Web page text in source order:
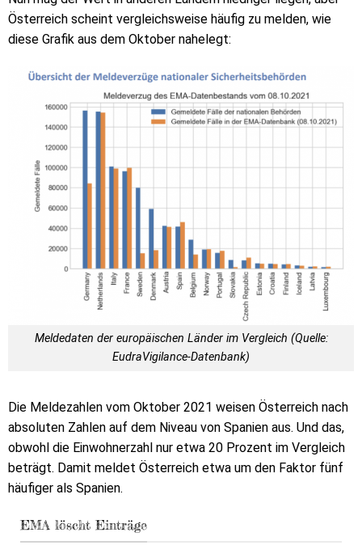
Österreich scheint vergleichsweise häufig zu melden, wie
diese Grafik aus dem Oktober nahelegt:
Meldedaten der europäischen Länder im Vergleich (Quelle:
EudraVigilance-Datenbank)
Die Meldezahlen vom Oktober 2021 weisen Österreich nach
absoluten Zahlen auf dem Niveau von Spanien aus. Und das,
obwohl die Einwohnerzahl nur etwa 20 Prozent im Vergleich
beträgt. Damit meldet Österreich etwa um den Faktor fünf
häufiger als Spanien.
EMA löscht Einträge